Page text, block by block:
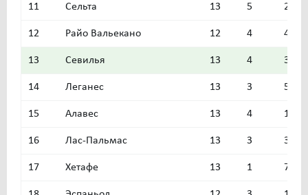
11 Сельта 13 5 2
12 Райо Вальекано 12 4 4
13 Cевилья 13 4 3
14 Леганес 13 3 5
15 Алавес 13 4 1
16 Лас-Пальмас 13 3 3
17 Хетафе 13 1 7